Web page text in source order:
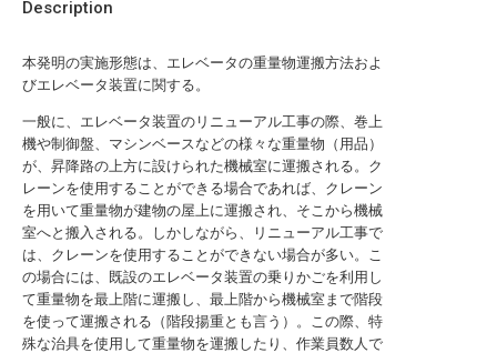
Description
本発明の実施形態は、エレベータの重量物運搬方法およ
びエレベータ装置に関する。
一般に、エレベータ装置のリニューアル工事の際、巻上
機や制御盤、マシンベースなどの様々な重量物（用品）
が、昇降路の上方に設けられた機械室に運搬される。ク
レーンを使用することができる場合であれば、クレーン
を用いて重量物が建物の屋上に運搬され、そこから機械
室へと搬入される。しかしながら、リニューアル工事で
は、クレーンを使用することができない場合が多い。こ
の場合には、既設のエレベータ装置の乗りかごを利用し
て重量物を最上階に運搬し、最上階から機械室まで階段
を使って運搬される（階段揚重とも言う）。この際、特
殊な治具を使用して重量物を運搬したり、作業員数人で